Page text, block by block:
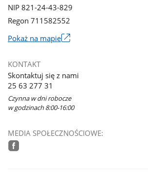
NIP 821-24-43-829
Regon 711582552
Pokaż na mapieLink
nowym
KONTAKT
Skontaktuj się z nami
25 63 277 31
Czynna w dni robocze
w godzinach 8:00-16:00
MEDIA SPOŁECZNOŚCIOWE: